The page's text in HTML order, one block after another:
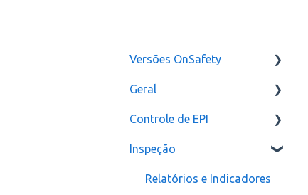
Versões OnSafety
Última Versão
Versões anteriores
Geral
Usuários
Controle de EPI
Configurações
assinatura
Inspeção
Relatórios e Indicadores